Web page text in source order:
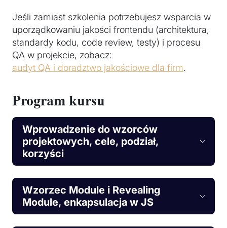
Jeśli zamiast szkolenia potrzebujesz wsparcia w
uporządkowaniu jakości frontendu (architektura,
standardy kodu, code review, testy) i procesu
QA w projekcie, zobacz:
audyt QA i doradztwo jakościowe dla firm.
Program kursu
Wprowadzenie do wzorców
projektowych, cele, podział,
korzyści
Wzorzec Module i Revealing
Module, enkapsulacja w JS